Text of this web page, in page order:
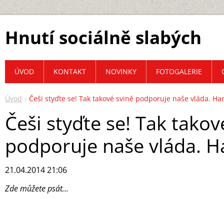
Hnutí sociálně slabých
Úvod Češi styďte se! Tak takové svině podporuje naše vláda.
Češi styďte se! Tak
podporuje naše vláda.
21.04.2014 21:06
Zde můžete psát...
ÚVOD KONTAKT NOVINKY FOTOGALERIE